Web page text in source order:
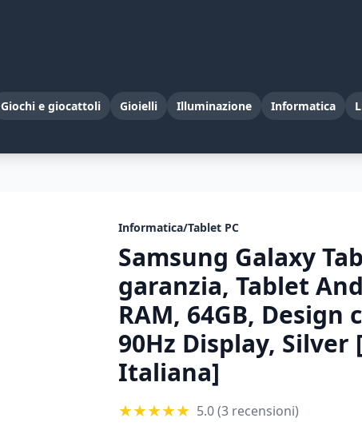
Giochi e giocattoli Gioielli Illuminazione Informatica
Informatica/Tablet PC
Samsung Galaxy
garanzia, Tablet
RAM, 64GB, Design
90Hz Display, Silver
Italiana]
★★★★★ 5.0(3 recensioni)